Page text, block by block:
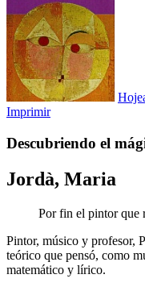
Imprimir
Descubriendo el
Jordà, Maria
Por fin el pintor que
Pintor, músico y profesor,
teórico que pensó, como
matemático y lírico.